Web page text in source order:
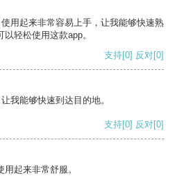
用起来非常容易上手，让我能够快速熟
轻松使用这款app。
支持[0] 反对[0]
我能够快速到达目的地。
支持[0] 反对[0]
起来非常舒服。